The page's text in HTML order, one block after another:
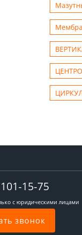
15-75
с юридическими лицами
звонок